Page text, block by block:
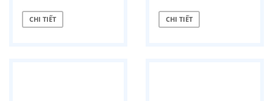
CHI TIẾT CHI TIẾT